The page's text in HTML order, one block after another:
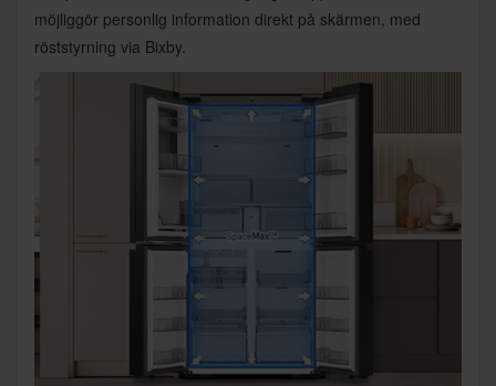
möjliggör personlig information direkt på skärmen, med
röststyrning via Bixby.